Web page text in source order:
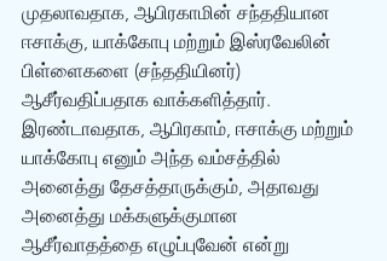
முதலாவதாக, ஆபிரகாமின் சந்ததியான
ஈசாக்கு, யாக்கோபு மற்றும் இஸ்ரவேலின்
பிள்ளைகளை (சந்ததியினர்)
ஆசீர்வதிப்பதாக வாக்களித்தார்.
இரண்டாவதாக, ஆபிரகாம், ஈசாக்கு மற்றும்
யாக்கோபு எனும் அந்த வம்சத்தில்
அனைத்து தேசத்தாருக்கும், அதாவது
அனைத்து மக்களுக்குமான
ஆசீர்வாதத்தை எழுப்புவேன் என்று